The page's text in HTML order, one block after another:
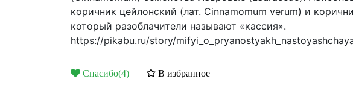
коричник цейлонский (лат. Cinnamomum verum) и
который разоблачители называют «кассия».
https://pikabu.ru/story/
Спасибо(4) В избранное